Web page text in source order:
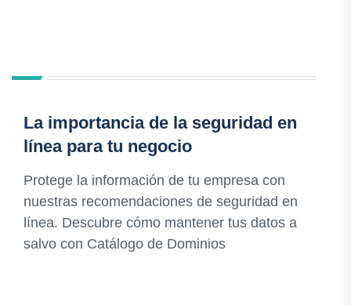
La importancia de la seguridad en
línea para tu negocio
Protege la información de tu empresa con
nuestras recomendaciones de seguridad en
línea. Descubre cómo mantener tus datos a
salvo con Catálogo de Dominios